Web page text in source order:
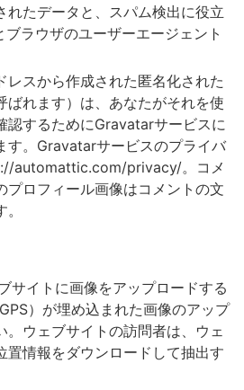
れたデータと、スパム検出に役立
ラウザのユーザーエージェント
レスから作成された匿名化された
ばれます）は、あなたがそれを使
認するためにGravatarサービスに
す。Gravatarサービスのプライバ
automattic.com/privacy/。コメ
プロフィール画像はコメントの文
サイトに画像をアップロードする
）が埋め込まれた画像のアップ
。ウェブサイトの訪問者は、ウェ
置情報をダウンロードして抽出す